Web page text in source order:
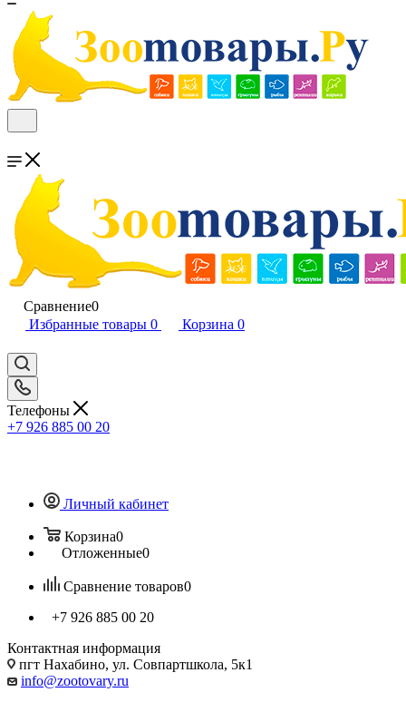
Сравнение0
Избранные товары 0 Корзина 0
Телефоны
+7 926 885 00 20
Личный кабинет
Корзина0
Отложенные0
Сравнение товаров0
+7 926 885 00 20
Контактная информация
пгт Нахабино, ул. Совпартшкола, 5к1
info@zootovary.ru